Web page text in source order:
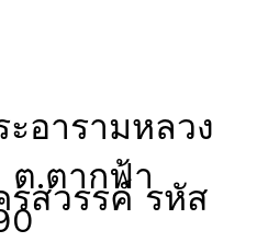
อารามหลวง
ต.ตากฟ้า
สวรรค์ รหัส